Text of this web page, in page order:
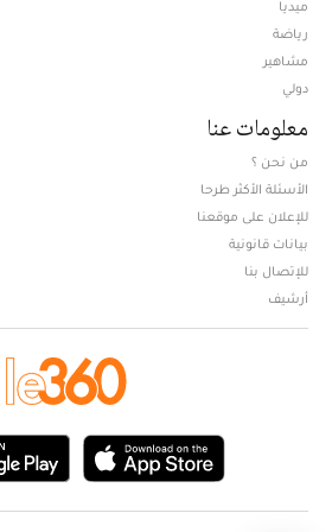
ميديا
رياضة
مشاهير
دولي
معلومات عنا
من نحن ؟
الأسئلة الأكثر طرحا
للإعلان على موقعنا
بيانات قانونية
للإتصال بنا
أرشيف